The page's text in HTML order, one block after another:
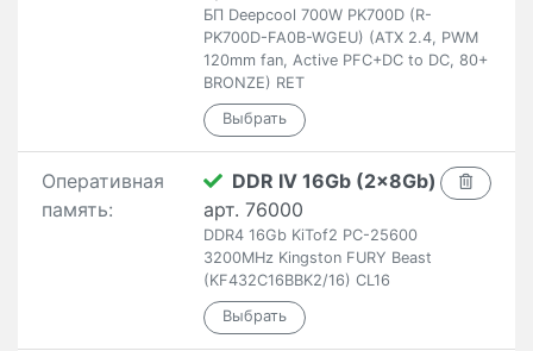
БП Deepcool 700W PK700D (R-
PK700D-FA0B-WGEU) (ATX 2.4, PWM
120mm fan, Active PFC+DC to DC, 80+
BRONZE) RET
Оперативная
память:
DDR IV 16Gb (2x8Gb)
арт. 76000
DDR4 16Gb KiTof2 PC-25600
3200MHz Kingston FURY Beast
(KF432C16BBK2/16) CL16